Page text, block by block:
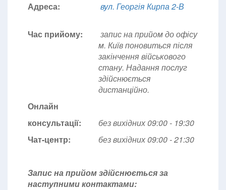
Адреса:
вул. Георгія Кирпа 2-В
Час прийому:
запис на прийом до офісу
м. Київ поновиться після
закінчення військового
стану. Надання послуг
здійснюється
дистанційно.
Онлайн
консультації:
без вихідних 09:00 - 19:30
Чат-центр:
без вихідних 09:00 - 21:30
Запис на прийом здійснюється за
наступними контактами: